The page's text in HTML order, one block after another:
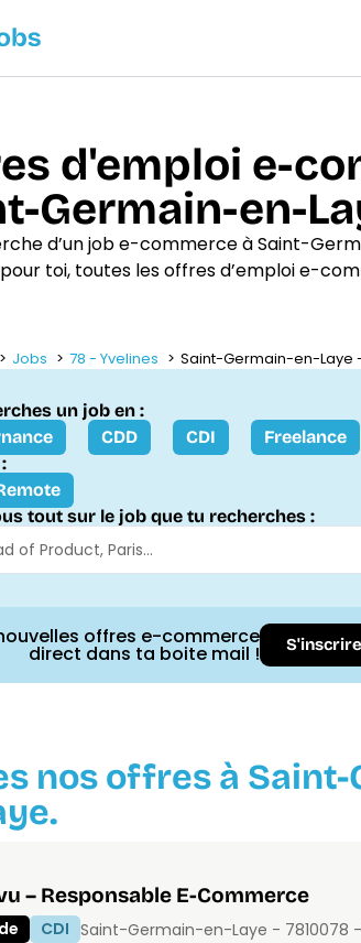
d'emploi e-
Germain-en-
d’un job e-commerce à Saint-
toi, toutes les offres d’emploi e-
Jobs 78 - Yvelines Saint-Germain-en-Laye -
un job en :
CDD CDI Freelance
tout sur le job que tu recherches :
offres e-commerce
direct dans ta boite mail ! S'inscrire
nos offres à
– Responsable E-Commerce
CDI Saint-Germain-en-Laye - 7810078